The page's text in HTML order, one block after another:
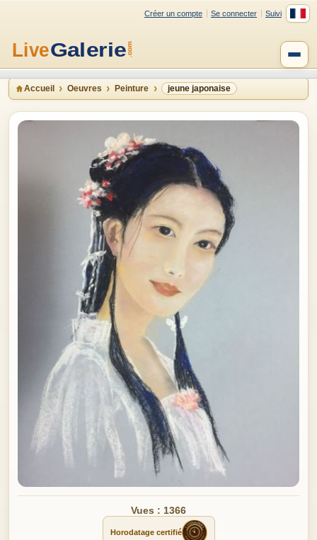
Créer un compte Se connecter Suivi
Accueil Oeuvres Peinture jeune japonaise
Vues : 1366
Horodatage certifié